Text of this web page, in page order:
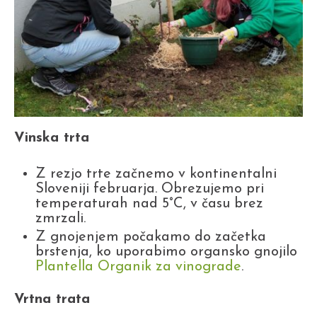
Vinska trta
Z rezjo trte začnemo v kontinentalni
Sloveniji februarja. Obrezujemo pri
temperaturah nad 5°C, v času brez
zmrzali.
Z gnojenjem počakamo do začetka
brstenja, ko uporabimo organsko gnojilo
Plantella Organik za vinograde.
Vrtna trata